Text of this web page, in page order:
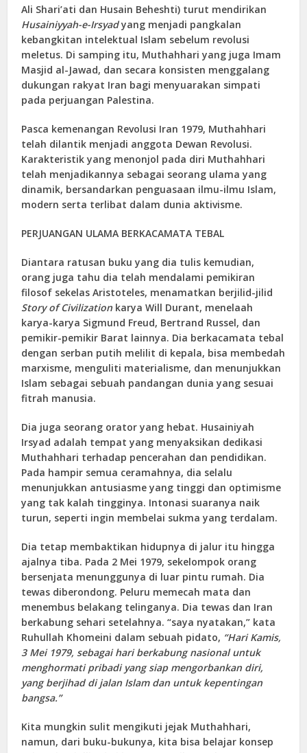
Ali Shari’ati dan Husain Beheshti) turut mendirikan
Husainiyyah-e-Irsyadyang menjadi pangkalan
kebangkitan intelektual Islam sebelum revolusi
meletus. Di samping itu, Muthahhari yang juga Imam
Masjid al-Jawad, dan secara konsisten menggalang
dukungan rakyat Iran bagi menyuarakan simpati
pada perjuangan Palestina.
Pasca kemenangan Revolusi Iran 1979, Muthahhari
telah dilantik menjadi anggota Dewan Revolusi.
Karakteristik yang menonjol pada diri Muthahhari
telah menjadikannya sebagai seorang ulama yang
dinamik, bersandarkan penguasaan ilmu-ilmu Islam,
modern serta terlibat dalam dunia aktivisme.
PERJUANGAN ULAMA BERKACAMATA TEBAL
Diantara ratusan buku yang dia tulis kemudian,
orang juga tahu dia telah mendalami pemikiran
filosof sekelas Aristoteles, menamatkan berjilid-jilid
Story of Civilization karya Will Durant, menelaah
karya-karya Sigmund Freud, Bertrand Russel, dan
pemikir-pemikir Barat lainnya. Dia berkacamata tebal
dengan serban putih melilit di kepala, bisa membedah
marxisme, menguliti materialisme, dan menunjukkan
Islam sebagai sebuah pandangan dunia yang sesuai
fitrah manusia.
Dia juga seorang orator yang hebat. Husainiyah
Irsyad adalah tempat yang menyaksikan dedikasi
Muthahhari terhadap pencerahan dan pendidikan.
Pada hampir semua ceramahnya, dia selalu
menunjukkan antusiasme yang tinggi dan optimisme
yang tak kalah tingginya. Intonasi suaranya naik
turun, seperti ingin membelai sukma yang terdalam.
Dia tetap membaktikan hidupnya di jalur itu hingga
ajalnya tiba. Pada 2 Mei 1979, sekelompok orang
bersenjata menunggunya di luar pintu rumah. Dia
tewas diberondong. Peluru memecah mata dan
menembus belakang telinganya. Dia tewas dan Iran
berkabung sehari setelahnya. “saya nyatakan,” kata
Ruhullah Khomeini dalam sebuah pidato, “Hari Kamis,
3 Mei 1979, sebagai hari berkabung nasional untuk
menghormati pribadi yang siap mengorbankan diri,
yang berjihad di jalan Islam dan untuk kepentingan
bangsa.”
Kita mungkin sulit mengikuti jejak Muthahhari,
namun, dari buku-bukunya, kita bisa belajar konsep